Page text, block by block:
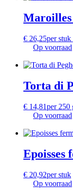
Maroilles
€ 26,25per
Op voorraad
Torta di
€ 14,81per 250
Op voorraad
Epoisses
€ 20,92per stuk
Op voorraad